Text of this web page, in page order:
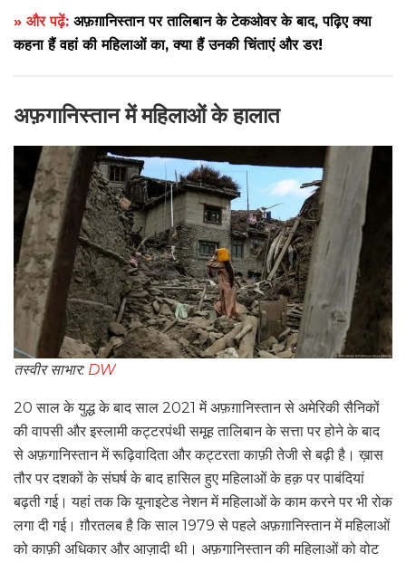
» और पढ़ें: अफ़ग़ानिस्तान पर तालिबान के टेकओवर के बाद, पढ़िए क्या
कहना हैं वहां की महिलाओं का, क्या हैं उनकी चिंताएं और डर!
अफ़गानिस्तान में महिलाओं के हालात
तस्वीर साभार: DW
20 साल के युद्ध के बाद साल 2021 में अफ़ग़ानिस्तान से अमेरिकी सैनिकों
की वापसी और इस्लामी कट्टरपंथी समूह तालिबान के सत्ता पर होने के बाद
से अफ़गानिस्तान में रूढ़िवादिता और कट्टरता काफ़ी तेजी से बढ़ी है। ख़ास
तौर पर दशकों के संघर्ष के बाद हासिल हुए महिलाओं के हक़ पर पाबंदियां
बढ़ती गई। यहां तक कि यूनाइटेड नेशन में महिलाओं के काम करने पर भी रोक
लगा दी गई। ग़ौरतलब है कि साल 1979 से पहले अफ़ग़ानिस्तान में महिलाओं
को काफ़ी अधिकार और आज़ादी थी। अफ़गानिस्तान की महिलाओं को वोट